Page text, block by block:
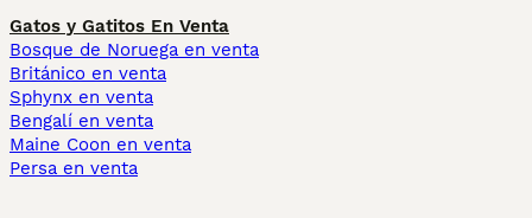
Gatos y Gatitos En Venta
Bosque de Noruega en venta
Británico en venta
Sphynx en venta
Bengalí en venta
Maine Coon en venta
Persa en venta